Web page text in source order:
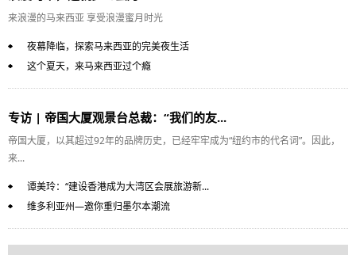
来浪漫的马来西亚 享受浪漫蜜月时光
夜幕降临，探索马来西亚的完美夜生活
这个夏天，来马来西亚过个瘾
专访 | 帝国大厦观景台总裁：“我们的友...
帝国大厦，以其超过92年的品牌历史，已经牢牢成为“纽约市的代名词”。因此，
来...
谭美玲：“建设香港成为大湾区会展旅游新...
维多利亚州—邀你重归墨尔本潮流